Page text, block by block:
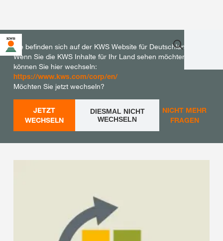
Sie befinden sich auf der KWS Website für Deutschland.
Wenn Sie die KWS Inhalte für Ihr Land sehen möchten,
können Sie hier wechseln:
https://www.kws.com/corp/en/
Möchten Sie jetzt wechseln?
JETZT
WECHSELN
DIESMAL NICHT
WECHSELN
NICHT MEHR
FRAGEN